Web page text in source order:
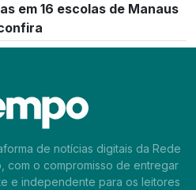
em 16 escolas de Manaus
de notícias digitais da Rede
com o compromisso de entregar
e independente para os leitores